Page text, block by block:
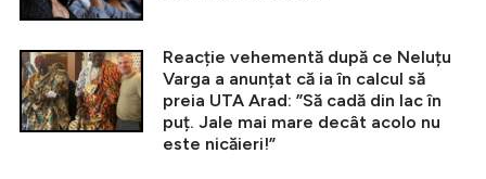
Reacție vehementă după ce Neluțu
Varga a anunțat că ia în calcul să
preia UTA Arad: ”Să cadă din lac în
puț. Jale mai mare decât acolo nu
este nicăieri!”